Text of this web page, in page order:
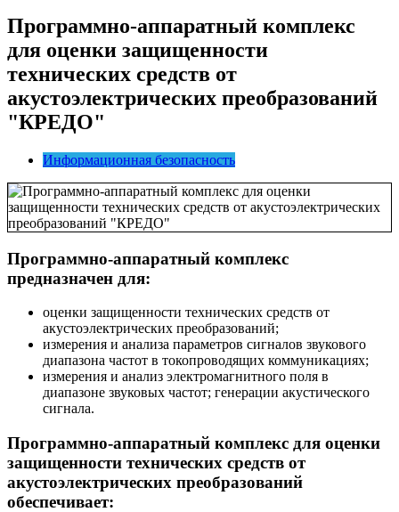
Программно-аппаратный комплекс
для оценки защищенности
технических средств от
акустоэлектрических преобразований
"КРЕДО"
Информационная безопасность
Программно-аппаратный комплекс
предназначен для:
оценки защищенности технических средств от
акустоэлектрических преобразований;
измерения и анализа параметров сигналов звукового
диапазона частот в токопроводящих коммуникациях;
измерения и анализ электромагнитного поля в
диапазоне звуковых частот; генерации акустического
сигнала.
Программно-аппаратный комплекс для оценки
защищенности технических средств от
акустоэлектрических преобразований
обеспечивает: